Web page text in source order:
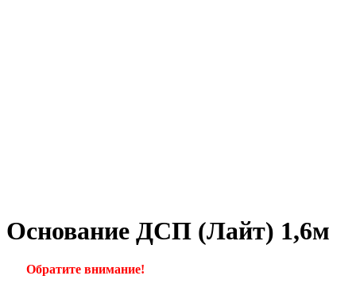
Основание ДСП (Лайт) 1,6м
Обратите внимание!